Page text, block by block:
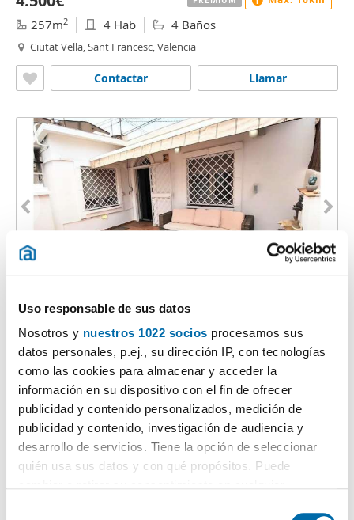
Uso responsable de sus datos
Nosotros y nuestros 1022 socios procesamos sus
datos personales, p.ej., su dirección IP, con tecnologías
como las cookies para almacenar y acceder la
información en su dispositivo con el fin de ofrecer
publicidad y contenido personalizados, medición de
publicidad y contenido, investigación de audiencia y
desarrollo de servicios. Tiene la opción de seleccionar
quién usa sus datos y con qué propósitos. Puede
257m2 4 Hab 4 Baños
Ciutat Vella, Sant Francesc, Valencia
Llamar
Contactar
1.600€
66m2 2 Hab 1 Baño
Ciutat Vella, Sant Francesc, Valencia
Llamar
Contactar